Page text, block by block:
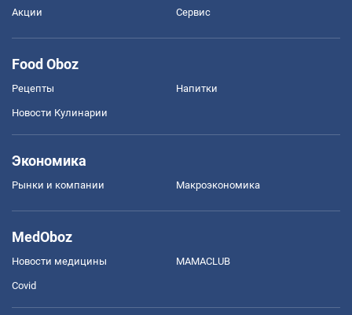
Акции Сервис
Food Oboz
Рецепты Напитки
Новости Кулинарии
Экономика
Рынки и компании Mакроэкономика
MedOboz
Новости медицины MAMACLUB
Covid